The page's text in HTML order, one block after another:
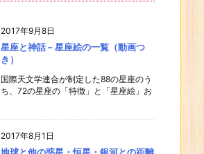
2017年9月8日
星座と神話 – 星座絵の一覧（動画つ
き）
国際天文学連合が制定した88の星座のう
ち、72の星座の「特徴」と「星座絵」お
2017年8月1日